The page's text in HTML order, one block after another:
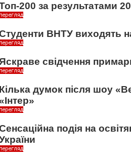
200 за результатами
ВНТУ виходять
Яскраве свідчення
Кілька думок після шоу
подія на